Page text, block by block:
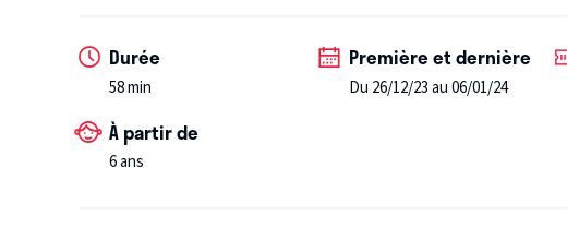
et ses amis réussiront-ils à échapper aux pirates, à trouver le
Angleterre ?
Une adaptation du chef-d’œuvre de Stevenson pour théâtre
Durée
58 min
Première et dernière
Du 26/12/23 au 06/01/24
À partir de
6 ans